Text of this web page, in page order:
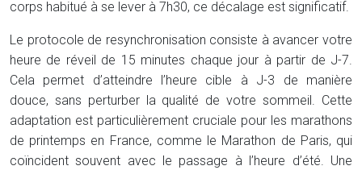
corps habitué à se lever à 7h30, ce décalage est significatif.
Le protocole de resynchronisation consiste à avancer votre
heure de réveil de 15 minutes chaque jour à partir de J-7.
Cela permet d’atteindre l’heure cible à J-3 de manière
douce, sans perturber la qualité de votre sommeil. Cette
adaptation est particulièrement cruciale pour les marathons
de printemps en France, comme le Marathon de Paris, qui
coïncident souvent avec le passage à l’heure d’été. Une